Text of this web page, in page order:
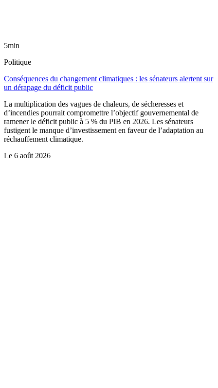
5min
Politique
Conséquences du changement climatiques : les sénateurs alertent sur
un dérapage du déficit public
La multiplication des vagues de chaleurs, de sécheresses et
d’incendies pourrait compromettre l’objectif gouvernemental de
ramener le déficit public à 5 % du PIB en 2026. Les sénateurs
fustigent le manque d’investissement en faveur de l’adaptation au
réchauffement climatique.
Le 6 août 2026